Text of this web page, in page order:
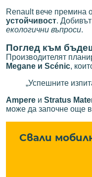
Renault вече премина
устойчивост.
екологични въпроси.
Поглед към
Производителят
Megane и Scénic,
„Успешните
Ampere и Stratus
може да започне още в
Свали